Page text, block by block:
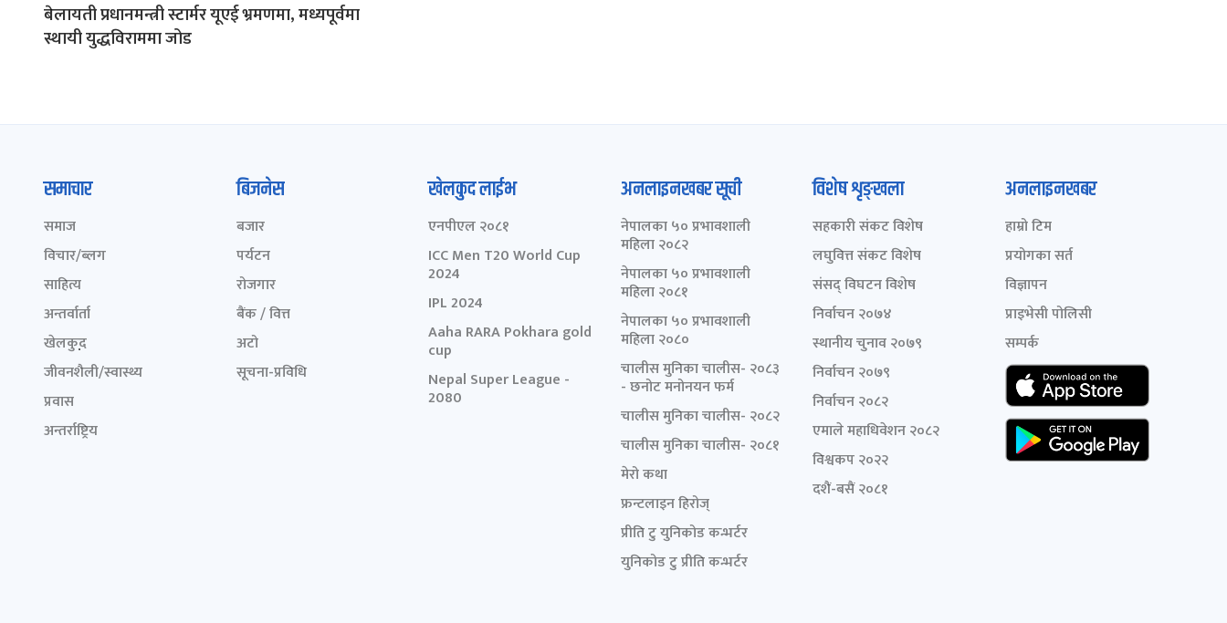
बेलायती प्रधानमन्त्री स्टार्मर यूएई भ्रमणमा, मध्यपूर्वमा
स्थायी युद्धविराममा जोड
समाचार
समाज
विचार/ब्लग
साहित्य
अन्तर्वार्ता
खेलकुद़़
जीवनशैली/स्वास्थ्य
प्रवास
अन्तर्राष्ट्रिय
बिजनेस
बजार
पर्यटन
रोजगार
बैंक / वित्त
अटो
सूचना-प्रविधि
खेलकुद लाईभ
एनपीएल २०८१
ICC Men T20 World Cup
2024
IPL 2024
Aaha RARA Pokhara gold
cup
Nepal Super League -
2080
अनलाइनखबर सूची
नेपालका ५० प्रभावशाली
महिला २०८२
नेपालका ५० प्रभावशाली
महिला २०८१
नेपालका ५० प्रभावशाली
महिला २०८०
चालीस मुनिका चालीस- २०८३
- छनोट मनोनयन फर्म
चालीस मुनिका चालीस- २०८२
चालीस मुनिका चालीस- २०८१
मेरो कथा
फ्रन्टलाइन हिरोज्
प्रीति टु युनिकोड कन्भर्टर
युनिकोड टु प्रीति कन्भर्टर
विशेष शृङ्खला
सहकारी संकट विशेष
लघुवित्त संकट विशेष
संसद् विघटन विशेष
निर्वाचन २०७४
स्थानीय चुनाव २०७९
निर्वाचन २०७९
निर्वाचन २०८२
एमाले महाधिवेशन २०८२
विश्वकप २०२२
दशैं-बसैं २०८१
अनलाइनखबर
हाम्रो टिम
प्रयोगका सर्त
विज्ञापन
प्राइभेसी पोलिसी
सम्पर्क